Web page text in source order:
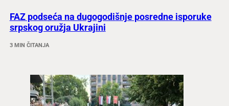
FAZ podseća na dugogodišnje posredne isporuke
srpskog oružja Ukrajini
3 MIN ČITANJA